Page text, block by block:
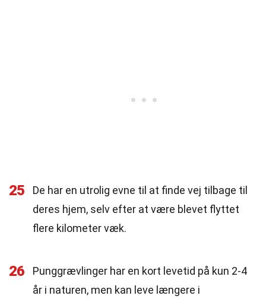
25
De har en utrolig evne til at finde vej tilbage til
deres hjem, selv efter at være blevet flyttet
flere kilometer væk.
26
Punggrævlinger har en kort levetid på kun 2-4
år i naturen, men kan leve længere i